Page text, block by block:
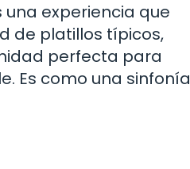
experiencia que
de platillos típicos,
perfecta para
Es como una sinfonía